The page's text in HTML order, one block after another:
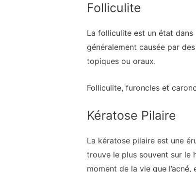
Folliculite
La folliculite est un état
généralement causée par
topiques ou oraux.
Folliculite, furoncles et
Kératose Pilaire
La kératose pilaire est une
trouve le plus souvent sur le
moment de la vie que